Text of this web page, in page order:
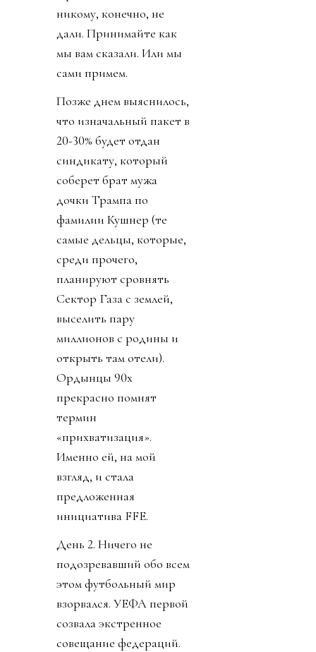
никому, конечно, не
дали. Принимайте как
мы вам сказали. Или мы
сами примем.
Позже днем выяснилось,
что изначальный пакет в
20-30% будет отдан
синдикату, который
соберет брат мужа
дочки Трампа по
фамилии Кушнер (те
самые дельцы, которые,
среди прочего,
планируют сровнять
Сектор Газа с землей,
выселить пару
миллионов с родины и
открыть там отели).
Ордынцы 90х
прекрасно помнят
термин
«прихватизация».
Именно ей, на мой
взгляд, и стала
предложенная
инициатива FFE.
День 2. Ничего не
подозревавший обо всем
этом футбольный мир
взорвался. УЕФА первой
созвала экстренное
совещание федераций.